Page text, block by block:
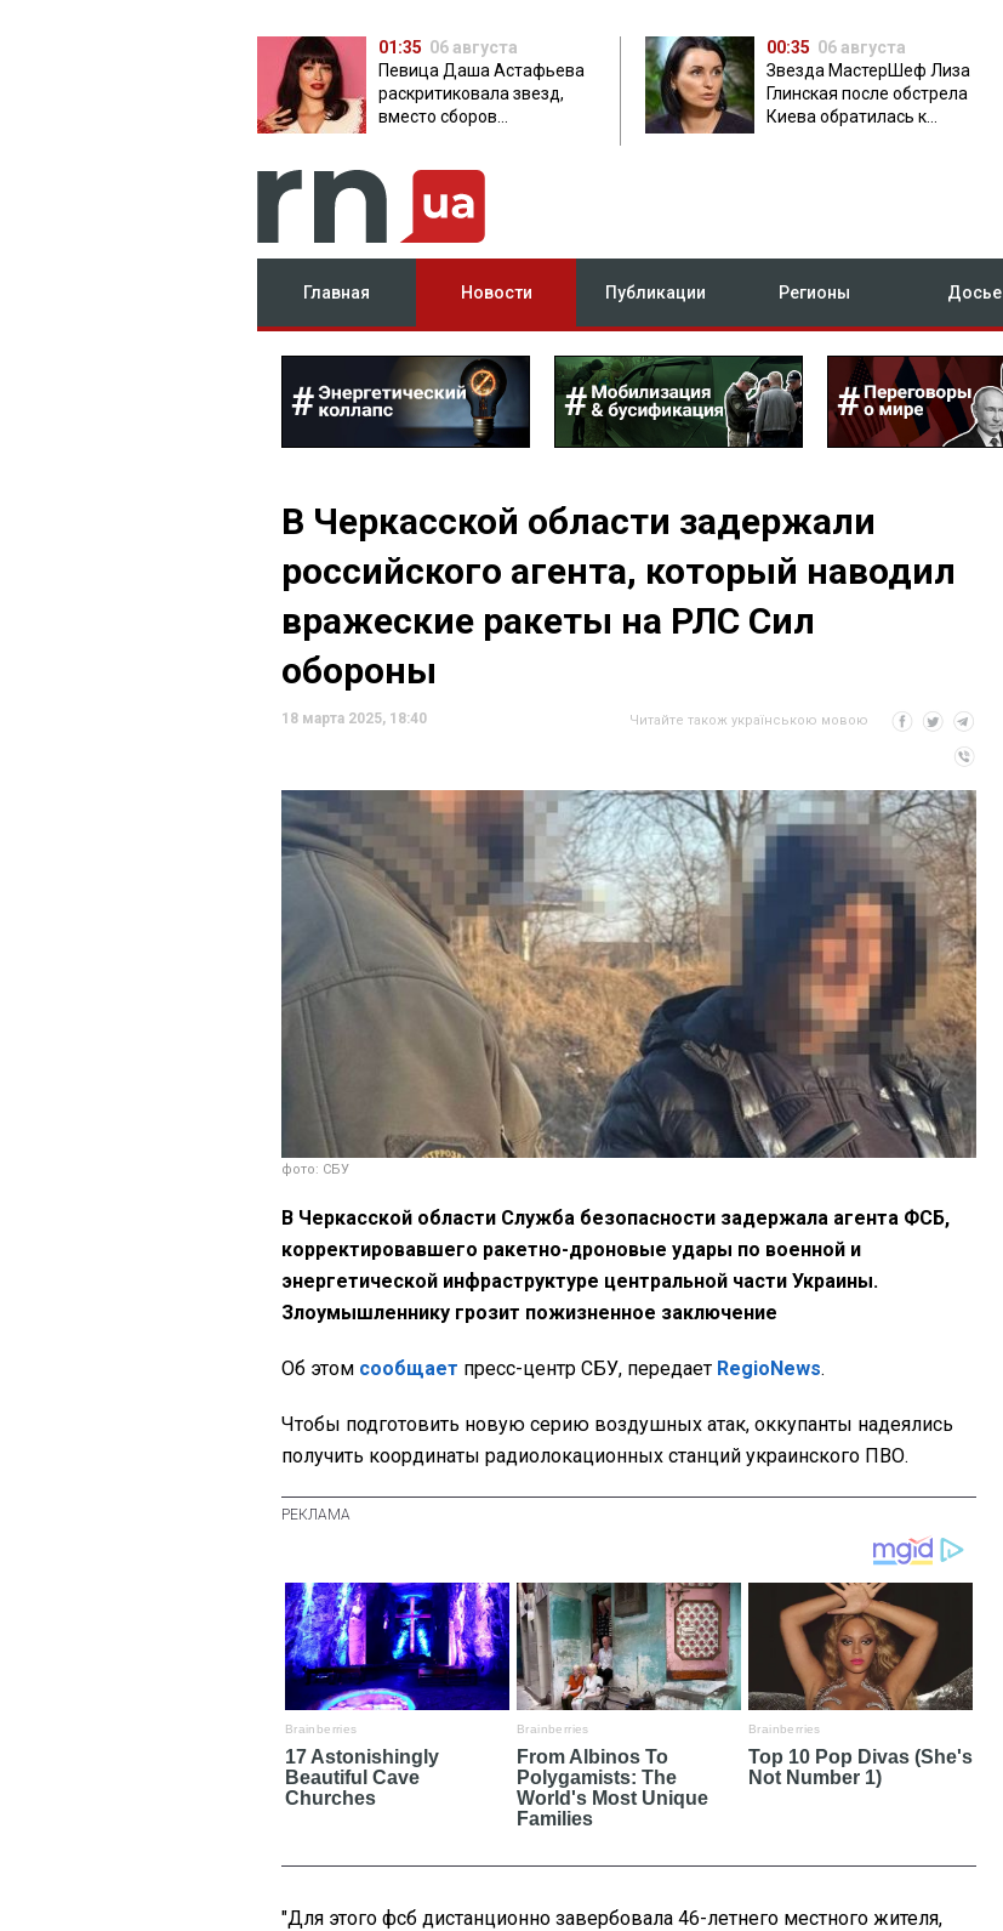
01:35 06 августа
Певица Даша Астафьева
раскритиковала звезд,
вместо сборов
00:35 06 августа
Звезда МастерШеф Лиза
Глинская после обстрела
Киева обратилась к
Главная Новости Публикации Регионы Досье
В Черкасской области задержали
российского агента, который наводил
вражеские ракеты на РЛС Сил
обороны
18 марта 2025, 18:40 Читайте також українською мовою
фото: СБУ
В Черкасской области Служба безопасности задержала агента ФСБ,
корректировавшего ракетно-дроновые удары по военной и
энергетической инфраструктуре центральной части Украины.
Злоумышленнику грозит пожизненное заключение
Об этом сообщает пресс-центр СБУ, передает RegioNews.
Чтобы подготовить новую серию воздушных атак, оккупанты надеялись
получить координаты радиолокационных станций украинского ПВО.
"Для этого фсб дистанционно завербовала 46-летнего местного жителя,